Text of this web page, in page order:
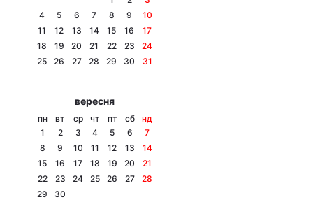
Тема оформлення
4
5 6 7 8 9
10
11
12 13 14 15 16
17
18
19 20 21 22 23
24
25
26 27 28 29 30 31
вересня
пн вт ср чт пт сб
нд
1
2 3 4 5 6
7
8
9 10 11 12 13
14
15
16 17 18 19 20
21
22
23 24 25 26 27
28
29
30